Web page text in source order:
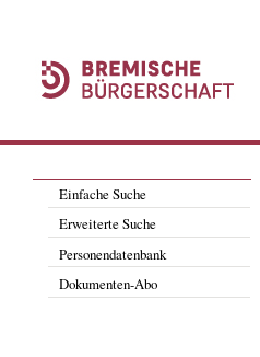
Einfache Suche
Erweiterte Suche
Personendatenbank
Dokumenten-Abo